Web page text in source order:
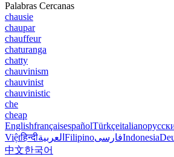
Palabras Cercanas
chausie
chaupar
chauffeur
chaturanga
chatty
chauvinism
chauvinist
chauvinistic
che
cheap
EnglishfrançaisespañolTürkçeitaliano
Việtहिन्दीالعربية FilipinoفارسیIndonesia
中文한국어